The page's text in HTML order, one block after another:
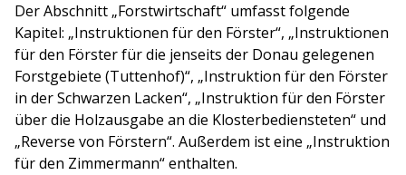
Der Abschnitt „Forstwirtschaft“ umfasst folgende
Kapitel: „Instruktionen für den Förster“, „Instruktionen
für den Förster für die jenseits der Donau gelegenen
Forstgebiete (Tuttenhof)“, „Instruktion für den Förster
in der Schwarzen Lacken“, „Instruktion für den Förster
über die Holzausgabe an die Klosterbediensteten“ und
„Reverse von Förstern“. Außerdem ist eine „Instruktion
für den Zimmermann“ enthalten.